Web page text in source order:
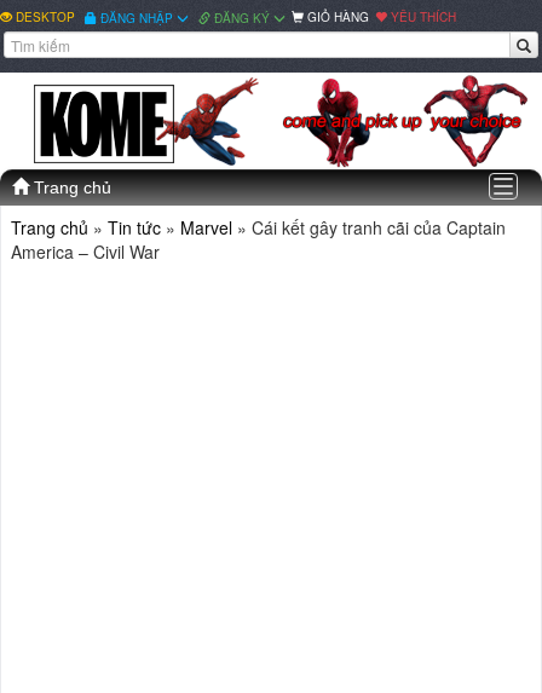
DESKTOP ĐĂNG NHẬP ĐĂNG KÝ GIỎ HÀNG YÊU THÍCH
Trang chủ
Trang chủ » Tin tức » Marvel » Cái kết gây tranh cãi của Captain
America – Civil War